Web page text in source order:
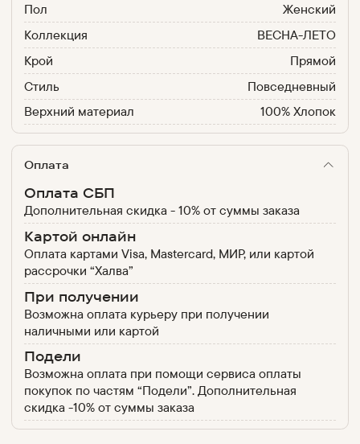
Пол
Женский
Коллекция
ВЕСНА-ЛЕТО
Крой
Прямой
Стиль
Повседневный
Верхний материал
100% Хлопок
Оплата
Оплата СБП
Дополнительная скидка - 10% от суммы заказа
Картой онлайн
Оплата картами Visa, Mastercard, МИР, или картой
рассрочки “Халва”
При получении
Возможна оплата курьеру при получении
наличными или картой
Подели
Возможна оплата при помощи сервиса оплаты
покупок по частям “Подели”. Дополнительная
скидка -10% от суммы заказа